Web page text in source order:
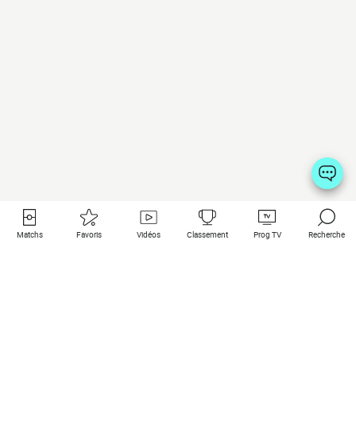
Matchs Favoris Vidéos Classement Prog TV Recherche